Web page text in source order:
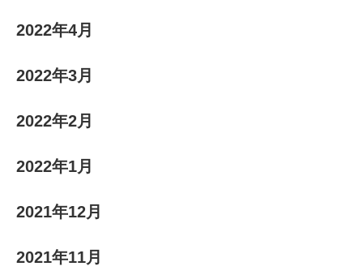
2022年4月
2022年3月
2022年2月
2022年1月
2021年12月
2021年11月